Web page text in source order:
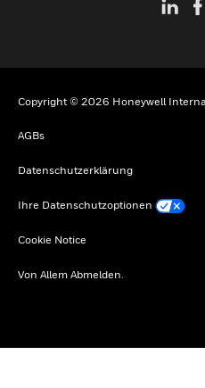
Copyright © 2026 Honeywell
AGBs
Datenschutzerklärung
Ihre Datenschutzoptionen
Cookie Notice
Von Allem Abmelden.